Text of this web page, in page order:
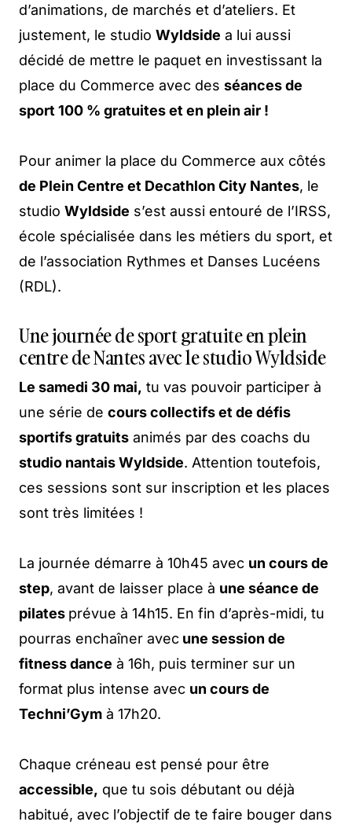
d’animations, de marchés et d’ateliers. Et
justement, le studio Wyldside a lui aussi
décidé de mettre le paquet en investissant la
place du Commerce avec des séances de
sport 100 % gratuites et en plein air !
Pour animer la place du Commerce aux côtés
de Plein Centre et Decathlon City Nantes, le
studio Wyldside s’est aussi entouré de l’IRSS,
école spécialisée dans les métiers du sport, et
de l’association Rythmes et Danses Lucéens
(RDL).
Une journée de sport gratuite en plein
centre de Nantes avec le studio Wyldside
Le samedi 30 mai, tu vas pouvoir participer à
une série de cours collectifs et de défis
sportifs gratuits animés par des coachs du
studio nantais Wyldside. Attention toutefois,
ces sessions sont sur inscription et les places
sont très limitées !
La journée démarre à 10h45 avec un cours de
step, avant de laisser place à une séance de
pilates prévue à 14h15. En fin d’après-midi, tu
pourras enchaîner avec une session de
fitness dance à 16h, puis terminer sur un
format plus intense avec un cours de
Techni’Gym à 17h20.
Chaque créneau est pensé pour être
accessible, que tu sois débutant ou déjà
habitué, avec l’objectif de te faire bouger dans